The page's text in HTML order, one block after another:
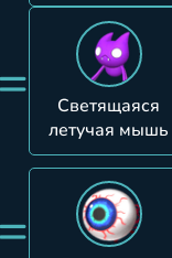
=
Светящаяся
летучая мышь
=